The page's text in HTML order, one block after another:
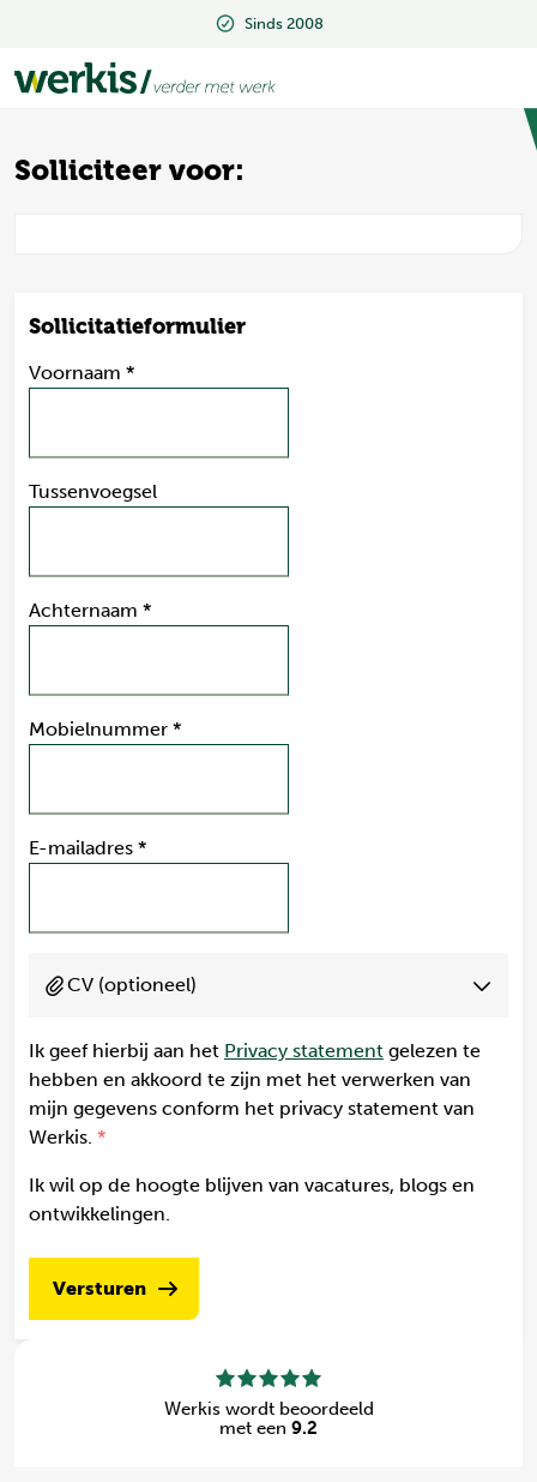
Sinds 2008
Sinds 2008
Solliciteer voor:
Sollicitatieformulier
Voornaam *
Tussenvoegsel
Achternaam *
Mobielnummer *
E-mailadres *
CV (optioneel)
Ik geef hierbij aan het Privacy statement gelezen te
hebben en akkoord te zijn met het verwerken van
mijn gegevens conform het privacy statement van
Werkis.
Ik wil op de hoogte blijven van vacatures, blogs en
ontwikkelingen.
Versturen
Werkis wordt beoordeeld
met een 9.2